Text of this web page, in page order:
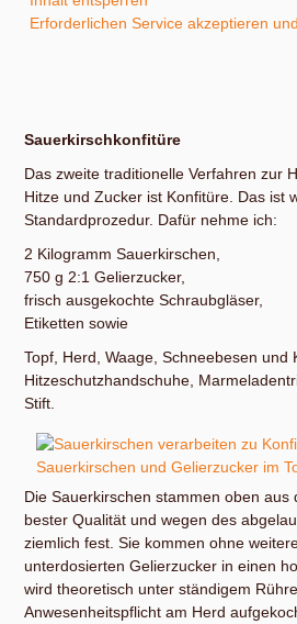
Erforderlichen Service akzeptieren
Sauerkirschkonfitüre
Das zweite traditionelle Verfahren zur
Hitze und Zucker ist Konfitüre. Das ist
Standardprozedur. Dafür nehme ich:
2 Kilogramm Sauerkirschen,
750 g 2:1 Gelierzucker,
frisch ausgekochte Schraubgläser,
Etiketten sowie
Topf, Herd, Waage, Schneebesen und
Hitzeschutzhandschuhe,
Stift.
Die Sauerkirschen stammen oben aus
bester Qualität und wegen des
ziemlich fest. Sie kommen ohne
unterdosierten Gelierzucker in einen
wird theoretisch unter ständigem
Anwesenheitspflicht am Herd